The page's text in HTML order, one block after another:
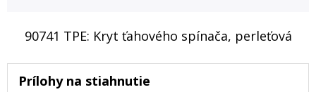
90741 TPE: Kryt ťahového spínača, perleťová
Prílohy na stiahnutie